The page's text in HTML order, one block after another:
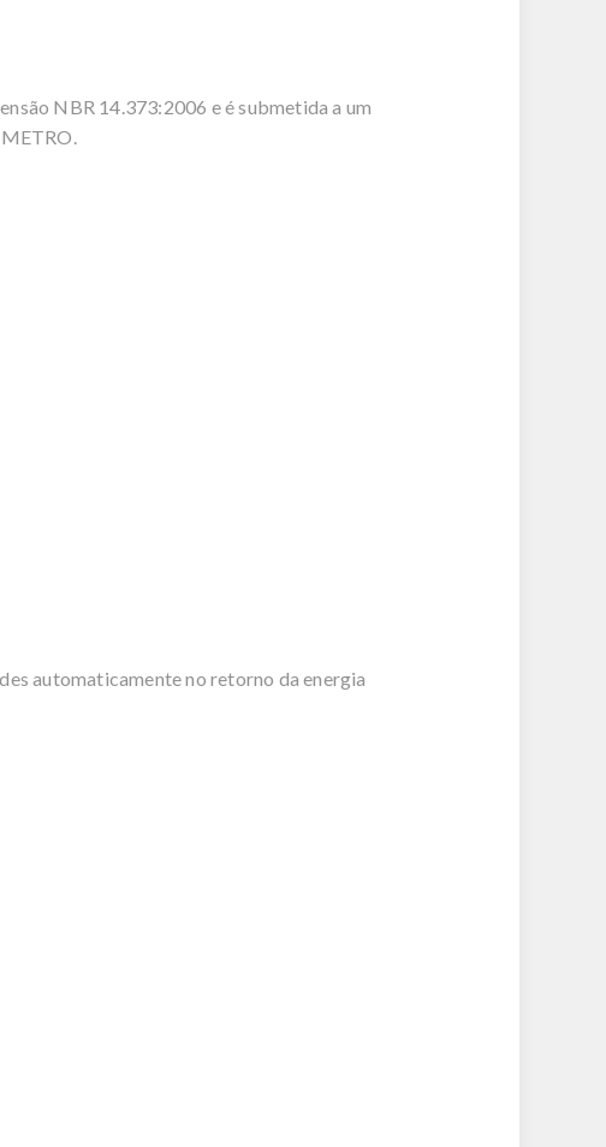
NBR 14.373:2006 e é submetida a um
automaticamente no retorno da energia